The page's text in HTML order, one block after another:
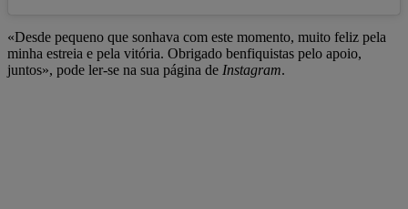
«Desde pequeno que sonhava com este momento, muito feliz pela
minha estreia e pela vitória. Obrigado benfiquistas pelo apoio,
juntos», pode ler-se na sua página de Instagram.